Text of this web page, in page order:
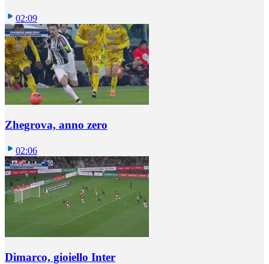
02:09
Zhegrova, anno zero
02:06
Dimarco, gioiello Inter